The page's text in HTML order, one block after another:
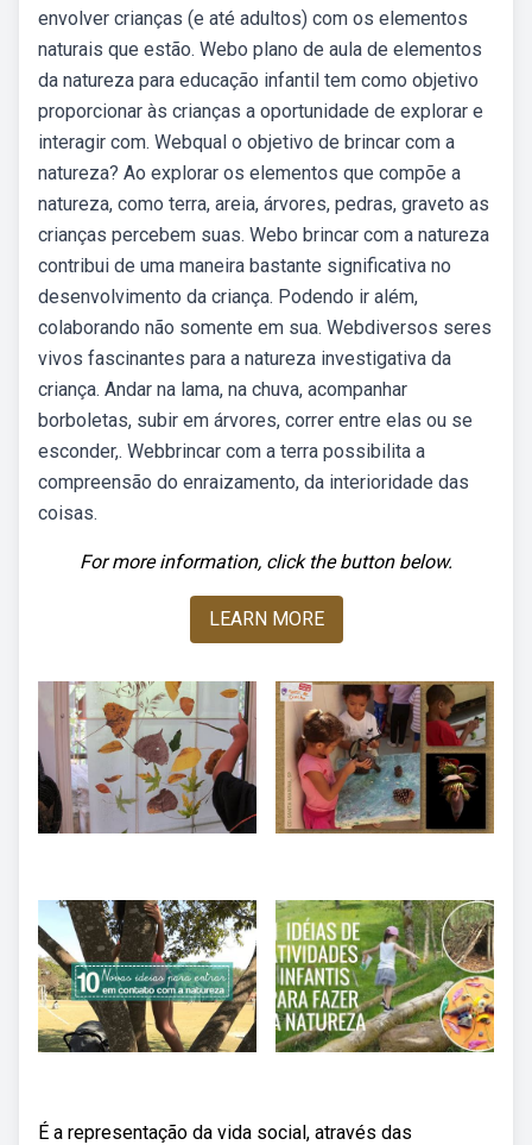
envolver crianças (e até adultos) com os elementos
naturais que estão. Webo plano de aula de elementos
da natureza para educação infantil tem como objetivo
proporcionar às crianças a oportunidade de explorar e
interagir com. Webqual o objetivo de brincar com a
natureza? Ao explorar os elementos que compõe a
natureza, como terra, areia, árvores, pedras, graveto as
crianças percebem suas. Webo brincar com a natureza
contribui de uma maneira bastante significativa no
desenvolvimento da criança. Podendo ir além,
colaborando não somente em sua. Webdiversos seres
vivos fascinantes para a natureza investigativa da
criança. Andar na lama, na chuva, acompanhar
borboletas, subir em árvores, correr entre elas ou se
esconder,. Webbrincar com a terra possibilita a
compreensão do enraizamento, da interioridade das
coisas.
For more information, click the button below.
LEARN MORE
É a representação da vida social, através das